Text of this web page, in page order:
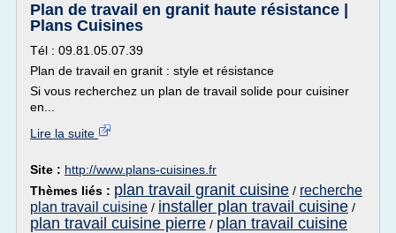
Plan de travail en granit haute résistance |
Plans Cuisines
Tél : 09.81.05.07.39
Plan de travail en granit : style et résistance
Si vous recherchez un plan de travail solide pour cuisiner
en...
Lire la suite
Site : http://www.plans-cuisines.fr
Thèmes liés : plan travail granit cuisine / recherche
plan travail cuisine / installer plan travail cuisine /
plan travail cuisine pierre / plan travail cuisine